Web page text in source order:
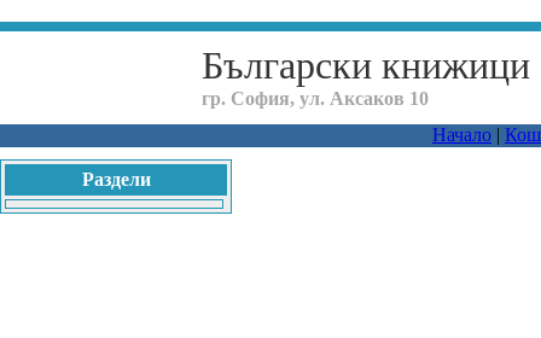
Български книжици
гр. София, ул. Аксаков 10
Начало |
Раздели